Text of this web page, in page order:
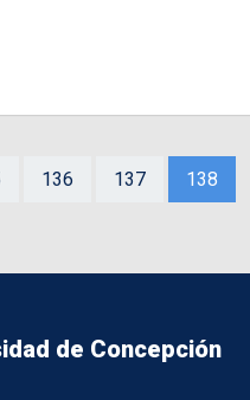
136 137 138
de Concepción